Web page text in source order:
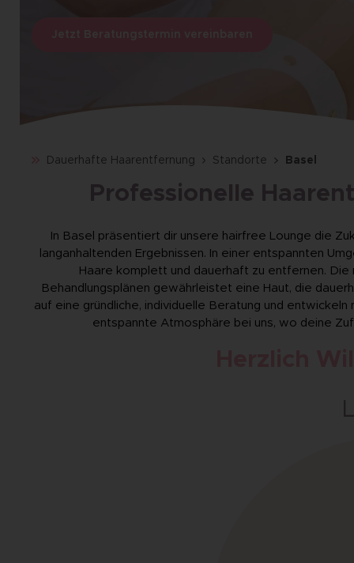
Dauerhafte Haarentfernung Standorte Basel
Professionelle
In Basel präsentiert dir unsere hairfree Lounge die
langanhaltenden Ergebnissen. In einer entspannten
Haare komplett und dauerhaft zu entfernen.
Behandlungsplänen gewährleistet eine Haut, die
auf eine gründliche, individuelle Beratung und
entspannte Atmosphäre bei uns, wo deine